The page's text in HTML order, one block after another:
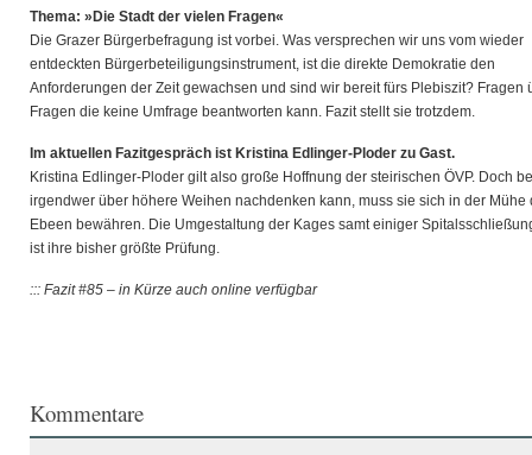
Thema: »Die Stadt der vielen Fragen«
Die Grazer Bürgerbefragung ist vorbei. Was versprechen wir uns vom wieder
entdeckten Bürgerbeteiligungsinstrument, ist die direkte Demokratie den
Anforderungen der Zeit gewachsen und sind wir bereit fürs Plebiszit? Fragen
Fragen die keine Umfrage beantworten kann. Fazit stellt sie trotzdem.
Im aktuellen Fazitgespräch ist Kristina Edlinger-Ploder zu Gast.
Kristina Edlinger-Ploder gilt also große Hoffnung der steirischen ÖVP. Doch
irgendwer über höhere Weihen nachdenken kann, muss sie sich in der Mühe
Ebeen bewähren. Die Umgestaltung der Kages samt einiger
ist ihre bisher größte Prüfung.
::: Fazit #85 – in Kürze auch online verfügbar
Kommentare